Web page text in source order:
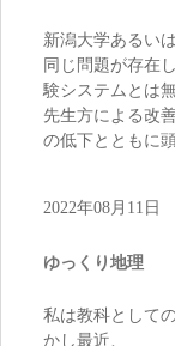
新潟大学あるい
同じ問題が存在
験システムとは
先生方による改
の低下とともに
2022年08月11日
ゆっくり地理
私は教科として
かし最近、